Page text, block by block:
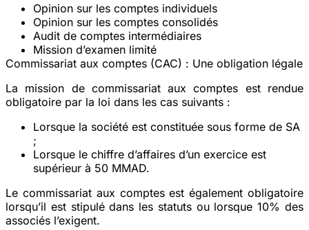
Opinion sur les comptes individuels
Opinion sur les comptes consolidés
Audit de comptes intermédiaires
Mission d’examen limité
Commissariat aux comptes (CAC) : Une obligation légale
La mission de commissariat aux comptes est rendue
obligatoire par la loi dans les cas suivants :
Lorsque la société est constituée sous forme de SA
;
Lorsque le chiffre d’affaires d’un exercice est
supérieur à 50 MMAD.
Le commissariat aux comptes est également obligatoire
lorsqu’il est stipulé dans les statuts ou lorsque 10% des
associés l’exigent.